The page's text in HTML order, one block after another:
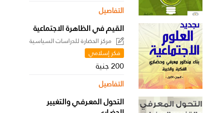
التفاصيل
القيم في الظاهرة الاجتماعية
مركز الحضارة للدراسات السياسية
فكر إسلامي
200 جنية
التفاصيل
التحول المعـرفـي والتغيير